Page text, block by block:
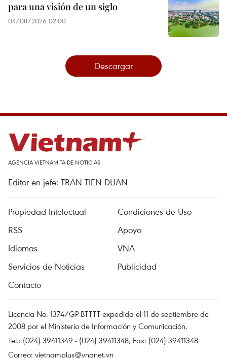
para una visión de un siglo
04/08/2026 02:00
Descargar
AGENCIA VIETNAMITA DE NOTICIAS
Editor en jefe: TRAN TIEN DUAN
Propiedad Intelectual
Condiciones de Uso
RSS
Apoyo
Idiomas
VNA
Servicios de Noticias
Publicidad
Contacto
Licencia No. 1374/GP-BTTTT expedida el 11 de septiembre de
2008 por el Ministerio de Información y Comunicación.
Tel.: (024) 39411349 - (024) 39411348, Fax: (024) 39411348
Correo: vietnamplus@vnanet.vn